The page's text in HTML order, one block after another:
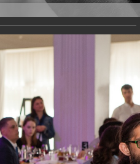
Задать вопрос
Базы данных